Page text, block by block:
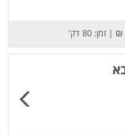
| זמן: 80 דק’